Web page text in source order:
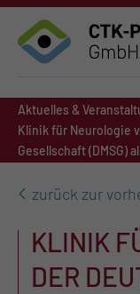
Aktuelles &
Klinik für Neurologie
Gesellschaft (DMSG)
zurück zur
KLINIK
DER